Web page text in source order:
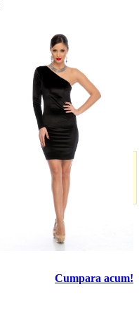
Cumpara acum!